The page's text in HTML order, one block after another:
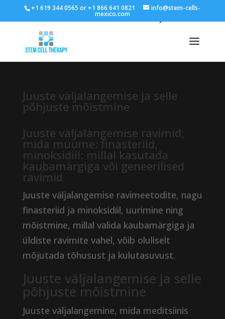
+1 619 344 0565 or +1 866 641 0821 info@stem-cells-
mexico.com
Juuste väljalangemise ja selle
põhjuste mõistmine
Juuste väljalangemise ravimid,
mida müüme: finasteriid,
minoksidiil: millal kasutada
kaubamärgiga või geneerilised
ravimid
Juuste väljalangemise ravimeetodite, nagu
finasteriid ja minoksidiil, uurimine ning
mõistmine, millal valida kaubamärgiga ja
üldiste ravimite vahel, võib oluliselt
mõjutada tõhusust ja kulutasuvust.
Juuste väljalangemise ja selle
põhjuste mõistmine
Juuste väljalangemine, mida meditsiinis